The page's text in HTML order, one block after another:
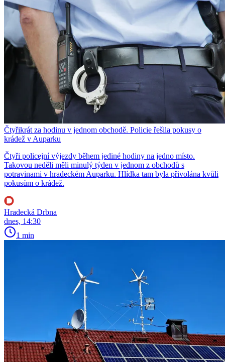
Čtyřikrát za hodinu v jednom obchodě. Policie řešila pokusy o
krádež v Auparku
Čtyři policejní výjezdy během jediné hodiny na jedno místo.
Takovou neděli měli minulý týden v jednom z obchodů s
potravinami v hradeckém Auparku. Hlídka tam byla přivolána kvůli
pokusům o krádež.
Hradecká Drbna
dnes, 14:30
1 min